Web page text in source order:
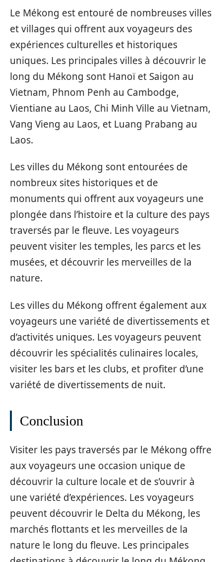
Le Mékong est entouré de nombreuses villes
et villages qui offrent aux voyageurs des
expériences culturelles et historiques
uniques. Les principales villes à découvrir le
long du Mékong sont Hanoï et Saigon au
Vietnam, Phnom Penh au Cambodge,
Vientiane au Laos, Chi Minh Ville au Vietnam,
Vang Vieng au Laos, et Luang Prabang au
Laos.
Les villes du Mékong sont entourées de
nombreux sites historiques et de
monuments qui offrent aux voyageurs une
plongée dans l’histoire et la culture des pays
traversés par le fleuve. Les voyageurs
peuvent visiter les temples, les parcs et les
musées, et découvrir les merveilles de la
nature.
Les villes du Mékong offrent également aux
voyageurs une variété de divertissements et
d’activités uniques. Les voyageurs peuvent
découvrir les spécialités culinaires locales,
visiter les bars et les clubs, et profiter d’une
variété de divertissements de nuit.
Conclusion
Visiter les pays traversés par le Mékong offre
aux voyageurs une occasion unique de
découvrir la culture locale et de s’ouvrir à
une variété d’expériences. Les voyageurs
peuvent découvrir le Delta du Mékong, les
marchés flottants et les merveilles de la
nature le long du fleuve. Les principales